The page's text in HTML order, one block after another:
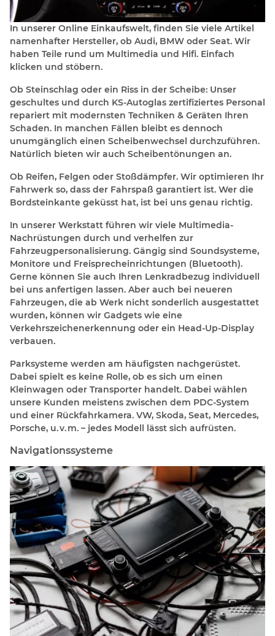
In unserer Online Einkaufswelt, finden Sie viele Artikel
namenhafter Hersteller, ob Audi, BMW oder Seat. Wir
haben Teile rund um Multimedia und Hifi. Einfach
klicken und stöbern.
Ob Steinschlag oder ein Riss in der Scheibe: Unser
geschultes und durch KS-Autoglas zertifiziertes Personal
repariert mit modernsten Techniken & Geräten Ihren
Schaden. In manchen Fällen bleibt es dennoch
unumgänglich einen Scheibenwechsel durchzuführen.
Natürlich bieten wir auch Scheibentönungen an.
Ob Reifen, Felgen oder Stoßdämpfer. Wir optimieren Ihr
Fahrwerk so, dass der Fahrspaß garantiert ist. Wer die
Bordsteinkante geküsst hat, ist bei uns genau richtig.
In unserer Werkstatt führen wir viele Multimedia-
Nachrüstungen durch und verhelfen zur
Fahrzeugpersonalisierung. Gängig sind Soundsysteme,
Monitore und Freisprecheinrichtungen (Bluetooth).
Gerne können Sie auch Ihren Lenkradbezug individuell
bei uns anfertigen lassen. Aber auch bei neueren
Fahrzeugen, die ab Werk nicht sonderlich ausgestattet
wurden, können wir Gadgets wie eine
Verkehrszeichenerkennung oder ein Head-Up-Display
verbauen.
Parksysteme werden am häufigsten nachgerüstet.
Dabei spielt es keine Rolle, ob es sich um einen
Kleinwagen oder Transporter handelt. Dabei wählen
unsere Kunden meistens zwischen dem PDC-System
und einer Rückfahrkamera. VW, Skoda, Seat, Mercedes,
Porsche, u. v. m. – jedes Modell lässt sich aufrüsten.
Navigationssysteme